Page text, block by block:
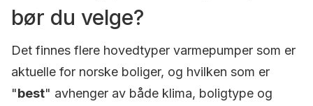
bør du velge?
Det finnes flere hovedtyper varmepumper som er
aktuelle for norske boliger, og hvilken som er
"best" avhenger av både klima, boligtype og